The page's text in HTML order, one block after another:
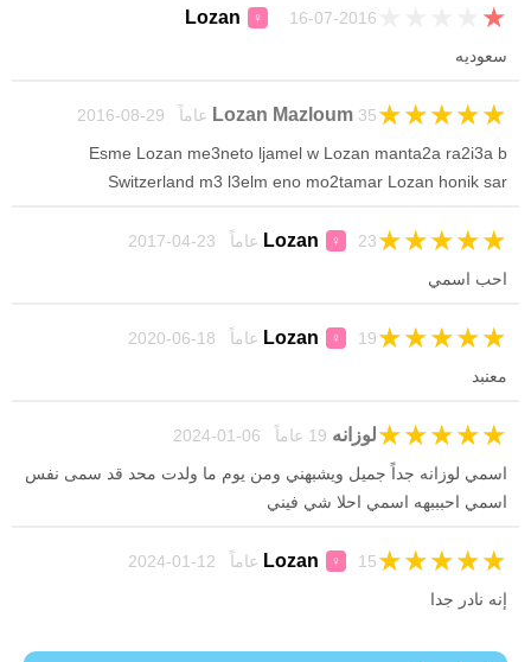
Lozan ♀ 16-07-2016 ★
سعوديه
Lozan Mazloum 35 عاماً 29-08-2016 ★
★
★
★
★
Esme Lozan me3neto ljamel w Lozan manta2a ra2i3a b
Switzerland m3 l3elm eno mo2tamar Lozan honik sar
Lozan ♀ 23 عاماً 23-04-2017 ★
★
★
★
★
احب اسمي
Lozan ♀ 19 عاماً 18-06-2020 ★
★
★
★
★
معنبد
لوزانه ★
★
★
★
★
اسمي لوزانه جداً جميل ويشبهني ومن يوم ما ولدت محد قد سمى نفس
اسمي احبببهه اسمي احلا شي فيني
Lozan ♀ 15 عاماً 12-01-2024 ★
★
★
★
★
إنه نادر جدا